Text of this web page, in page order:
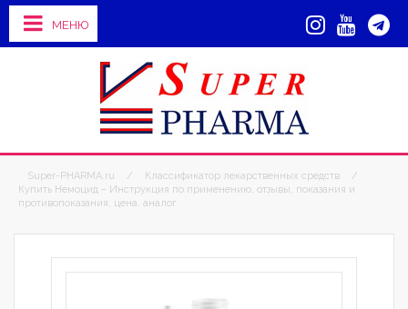
МЕНЮ
Super-PHARMA.ru / Классификатор лекарственных средств
/
Купить Немоцид – Инструкция по применению, отзывы, показания и
противопоказания, цена, аналог